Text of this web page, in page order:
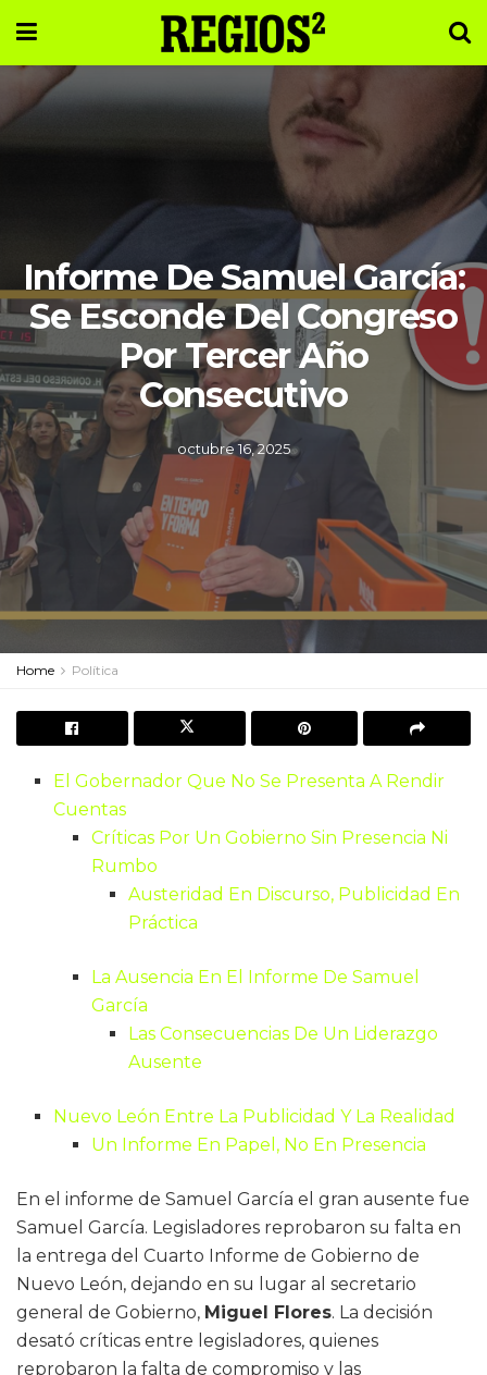
Informe De Samuel García:
Se Esconde Del Congreso
Por Tercer Año
Consecutivo
octubre 16, 2025
Home Política
El Gobernador Que No Se Presenta A Rendir
Cuentas
Críticas Por Un Gobierno Sin Presencia Ni
Rumbo
Austeridad En Discurso, Publicidad En
Práctica
La Ausencia En El Informe De Samuel
García
Las Consecuencias De Un Liderazgo
Ausente
Nuevo León Entre La Publicidad Y La Realidad
Un Informe En Papel, No En Presencia
En el informe de Samuel García el gran ausente fue
Samuel García. Legisladores reprobaron su falta en
la entrega del Cuarto Informe de Gobierno de
Nuevo León, dejando en su lugar al secretario
general de Gobierno, Miguel Flores. La decisión
desató críticas entre legisladores, quienes
reprobaron la falta de compromiso y las